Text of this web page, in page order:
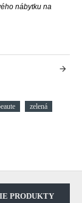
nábytku na
zelená
PRODUKTY